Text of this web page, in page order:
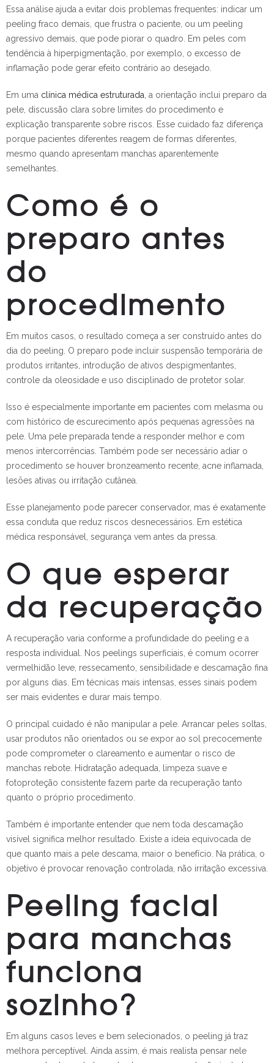
Essa análise ajuda a evitar dois problemas frequentes: indicar um
peeling fraco demais, que frustra o paciente, ou um peeling
agressivo demais, que pode piorar o quadro. Em peles com
tendência à hiperpigmentação, por exemplo, o excesso de
inflamação pode gerar efeito contrário ao desejado.
Em uma clínica médica estruturada , a orientação inclui preparo da
pele, discussão clara sobre limites do procedimento e
explicação transparente sobre riscos. Esse cuidado faz diferença
porque pacientes diferentes reagem de formas diferentes,
mesmo quando apresentam manchas aparentemente
semelhantes.
Como é o
preparo antes
do
procedimento
Em muitos casos, o resultado começa a ser construído antes do
dia do peeling. O preparo pode incluir suspensão temporária de
produtos irritantes, introdução de ativos despigmentantes,
controle da oleosidade e uso disciplinado de protetor solar.
Isso é especialmente importante em pacientes com melasma ou
com histórico de escurecimento após pequenas agressões na
pele. Uma pele preparada tende a responder melhor e com
menos intercorrências. Também pode ser necessário adiar o
procedimento se houver bronzeamento recente, acne inflamada,
lesões ativas ou irritação cutânea.
Esse planejamento pode parecer conservador, mas é exatamente
essa conduta que reduz riscos desnecessários. Em estética
médica responsável, segurança vem antes da pressa.
O que esperar
da recuperação
A recuperação varia conforme a profundidade do peeling e a
resposta individual. Nos peelings superficiais, é comum ocorrer
vermelhidão leve, ressecamento, sensibilidade e descamação fina
por alguns dias. Em técnicas mais intensas, esses sinais podem
ser mais evidentes e durar mais tempo.
O principal cuidado é não manipular a pele. Arrancar peles soltas,
usar produtos não orientados ou se expor ao sol precocemente
pode comprometer o clareamento e aumentar o risco de
manchas rebote. Hidratação adequada, limpeza suave e
fotoproteção consistente fazem parte da recuperação tanto
quanto o próprio procedimento.
Também é importante entender que nem toda descamação
visível significa melhor resultado. Existe a ideia equivocada de
que quanto mais a pele descama, maior o benefício. Na prática, o
objetivo é provocar renovação controlada, não irritação excessiva.
Peeling facial
para manchas
funciona
sozinho?
Em alguns casos leves e bem selecionados, o peeling já traz
melhora perceptível. Ainda assim, é mais realista pensar nele